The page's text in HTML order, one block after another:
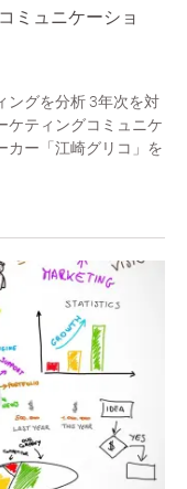
ミュニケーショ
ングを分析 3年次を対
ケティングコミュニケ
カー「江崎グリコ」を